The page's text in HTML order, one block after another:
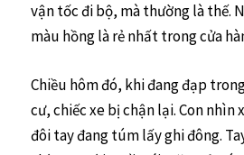
vận tốc đi bộ, mà thường là thế.
màu hồng là rẻ nhất trong cửa
Chiều hôm đó, khi đang đạp
cư, chiếc xe bị chận lại. Con
đôi tay đang túm lấy ghi đông.